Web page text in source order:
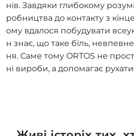
нів. Завдяки глибокому
робництва до контакту з
ому вдалося побудувати
н знає, що таке біль,
ня. Саме тому ORTOS не
ні вироби, а допомагає